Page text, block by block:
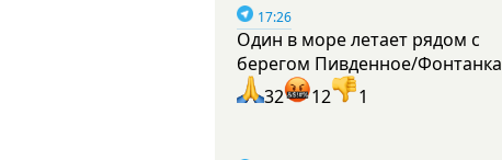
17:26
Один в море летает рядом с
берегом Пивденное/Фонтанка
32
12 1